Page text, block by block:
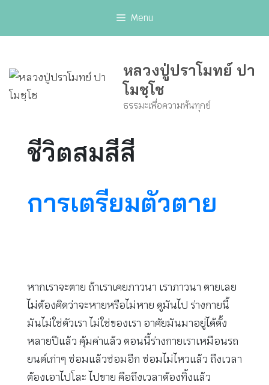
Menu
หลวงปู่ปราโมทย์ ปา
โมชฺโช
ธรรมะเพื่อความพ้นทุกข์
ชีวิตสมสีสี
การเตรียมตัวตาย
หากเราจะตาย ถ้าเราเคยภาวนา เราภาวนา ตายเลย
ไม่ต้องคิดว่าจะหายหรือไม่หาย ดูมันไป ร่างกายนี้
มันไม่ใช่ตัวเรา ไม่ใช่ของเรา อาศัยมันมาอยู่ได้ตั้ง
หลายปีแล้ว คุ้มค่าแล้ว ตอนนี้ร่างกายเราเหมือนรถ
ยนต์เก่าๆ ซ่อมแล้วซ่อมอีก ซ่อมไม่ไหวแล้ว ถึงเวลา
ต้องเอาไปโละ ไปขาย คือถึงเวลาต้องทิ้งแล้ว